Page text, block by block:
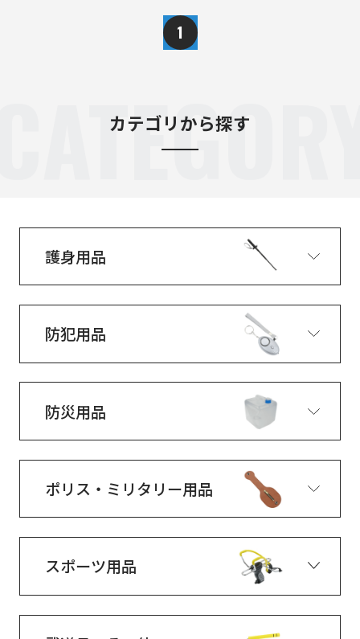
1
カテゴリから探す
護身用品
防犯用品
防災用品
ポリス・ミリタリー用品
スポーツ用品